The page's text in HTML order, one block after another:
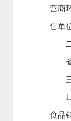
营商
售单
二
省
三
1.本
食品